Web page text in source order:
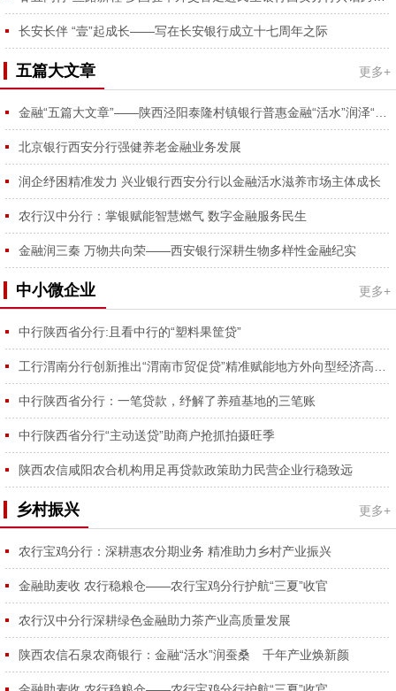
长安长伴 “壹”起成长——写在长安银行成立十七周年之际
五篇大文章 更多+
北京银行西安分行强健养老金融业务发展
润企纾困精准发力 兴业银行西安分行以金融活水滋养市场主体成长
农行汉中分行：掌银赋能智慧燃气 数字金融服务民生
金融润三秦 万物共向荣——西安银行深耕生物多样性金融纪实
中小微企业 更多+
中行陕西省分行:且看中行的“塑料果筐贷”
中行陕西省分行：一笔贷款，纾解了养殖基地的三笔账
中行陕西省分行“主动送贷”助商户抢抓拍摄旺季
陕西农信咸阳农合机构用足再贷款政策助力民营企业行稳致远
乡村振兴 更多+
农行宝鸡分行：深耕惠农分期业务 精准助力乡村产业振兴
金融助麦收 农行稳粮仓——农行宝鸡分行护航“三夏”收官
农行汉中分行深耕绿色金融助力茶产业高质量发展
陕西农信石泉农商银行：金融“活水”润蚕桑 千年产业焕新颜